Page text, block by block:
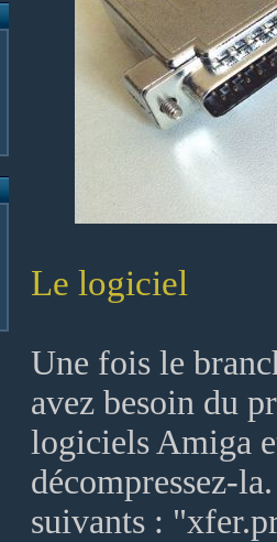
Le logiciel
Une fois le
avez besoin du
logiciels Amiga
décompressez-
suivants :